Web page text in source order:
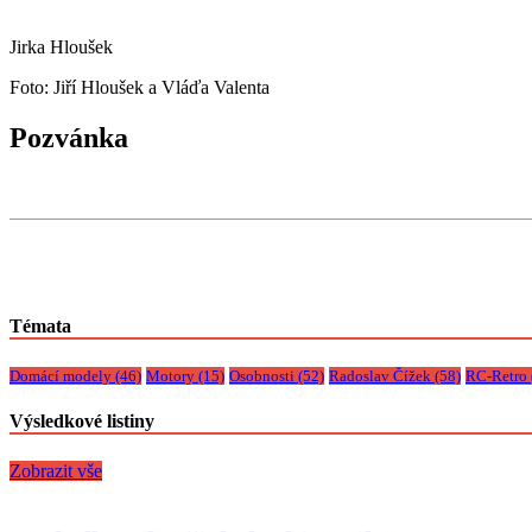
Jirka Hloušek
Foto: Jiří Hloušek a Vláďa Valenta
Pozvánka
Témata
Domácí modely (46) Motory (15) Osobnosti (52) Radoslav Čížek (58) RC-Retro
Výsledkové listiny
Zobrazit vše